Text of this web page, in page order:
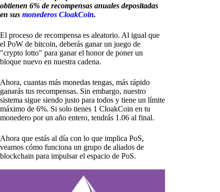
obtienen 6% de recompensas anuales depositadas
en sus monederos CloakCoin.
El proceso de recompensa es aleatorio. Al igual que
el PoW de bitcoin, deberás ganar un juego de
"crypto lotto" para ganar el honor de poner un
bloque nuevo en nuestra cadena.
Ahora, cuantas más monedas tengas, más rápido
ganarás tus recompensas. Sin embargo, nuestro
sistema sigue siendo justo para todos y tiene un límite
máximo de 6%. Si solo tienes 1 CloakCoin en tu
monedero por un año entero, tendrás 1.06 al final.
Ahora que estás al día con lo que implica PoS,
veamos cómo funciona un grupo de aliados de
blockchain para impulsar el espacio de PoS.